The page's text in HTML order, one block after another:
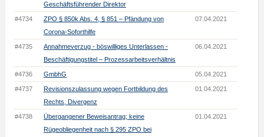
Geschäftsführender Direktor
#4734
ZPO § 850k Abs. 4, § 851 – Pfändung von
Corona-Soforthilfe
07.04.2021
#4735
Annahmeverzug - böswilliges Unterlassen -
Beschäftigungstitel – Prozessarbeitsverhältnis
06.04.2021
#4736 GmbhG 05.04.2021
#4737
Revisionszulassung wegen Fortbildung des
Rechts, Divergenz
01.04.2021
#4738
Übergangener Beweisantrag; keine
Rügeobliegenheit nach § 295 ZPO bei
01.04.2021